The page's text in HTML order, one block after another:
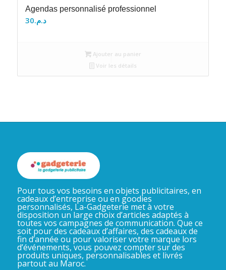
Agendas personnalisé professionnel
د.م.30
Ajouter au panier
Voir les détails
Pour tous vos besoins en objets publicitaires, en
cadeaux d’entreprise ou en goodies
personnalisés, La-Gadgeterie met à votre
disposition un large choix d’articles adaptés à
toutes vos campagnes de communication. Que ce
soit pour des cadeaux d’affaires, des cadeaux de
fin d’année ou pour valoriser votre marque lors
d’événements, vous pouvez compter sur des
produits uniques, personnalisables et livrés
partout au Maroc.